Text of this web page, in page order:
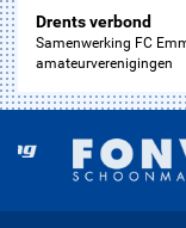
Drents verbond
Samenwerking FC
amateurverenigingen